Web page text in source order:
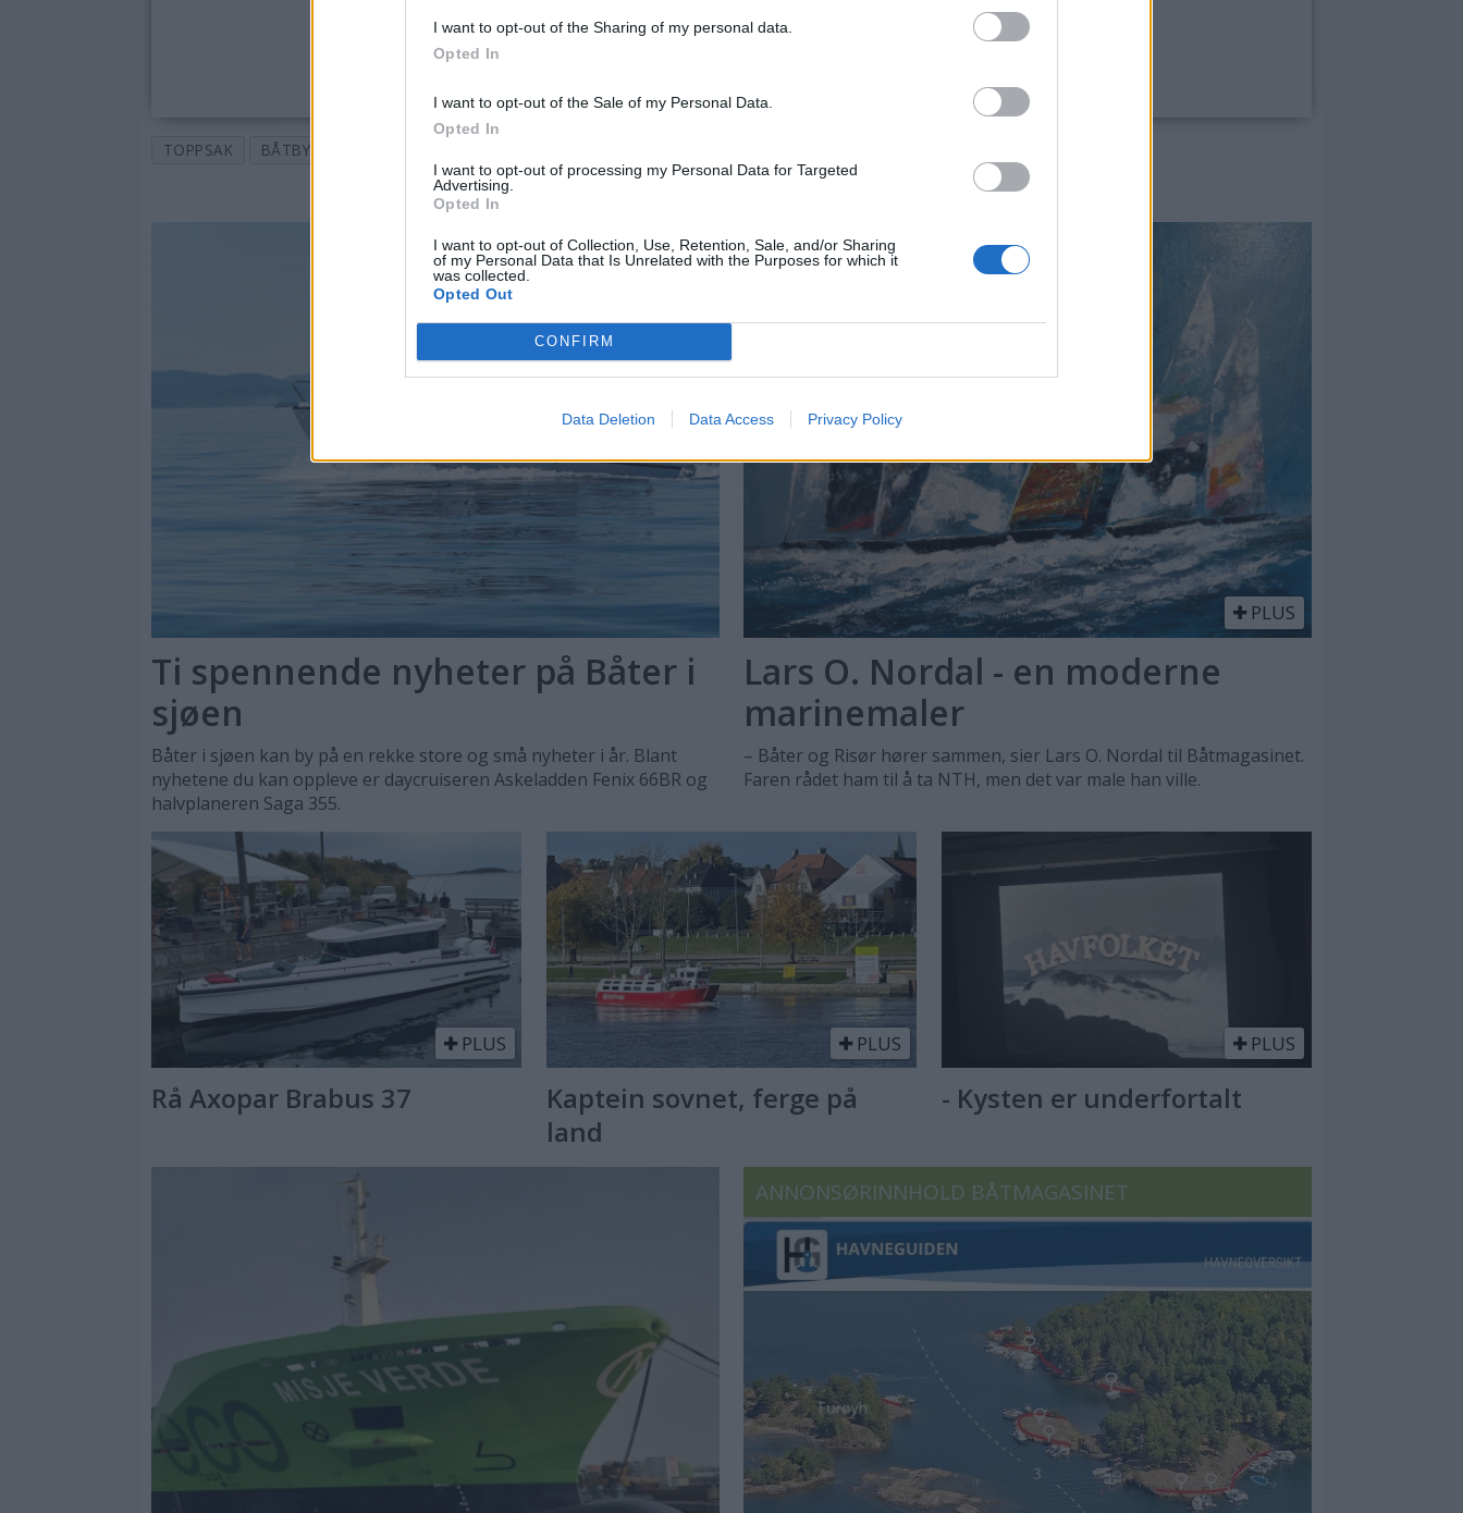
I want to opt-out of the Sharing of my personal data.
Opted In
I want to opt-out of the Sale of my Personal Data.
Opted In
I want to opt-out of processing my Personal Data for Targeted
Advertising.
Opted In
I want to opt-out of Collection, Use, Retention, Sale, and/or Sharing
of my Personal Data that Is Unrelated with the Purposes for which it
was collected.
Opted Out
CONFIRM
Data Deletion Data Access Privacy Policy
Gå til Min side
TOPPSAK BÅTBYGGER
Ti spennende nyheter på Båter i
sjøen
Båter i sjøen kan by på en rekke store og små nyheter i år. Blant
nyhetene du kan oppleve er daycruiseren Askeladden Fenix 66BR og
halvplaneren Saga 355.
PLUS
Lars O. Nordal - en moderne
marinemaler
– Båter og Risør hører sammen, sier Lars O. Nordal til Båtmagasinet.
Faren rådet ham til å ta NTH, men det var male han ville.
PLUS
Rå Axopar Brabus 37
PLUS
Kaptein sovnet, ferge på
land
PLUS
- Kysten er underfortalt
ANNONSØRINNHOLD BÅTMAGASINET